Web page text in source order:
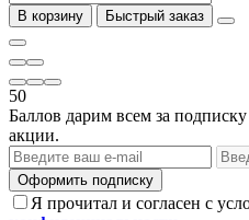
В корзину Быстрый заказ
50
Баллов дарим всем за
акции.
Оформить подписку
Я прочитал и согласен с